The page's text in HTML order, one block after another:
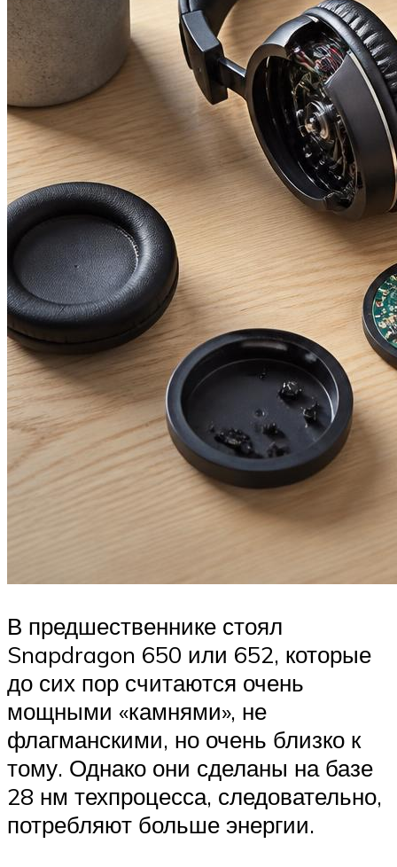
В предшественнике стоял
Snapdragon 650 или 652, которые
до сих пор считаются очень
мощными «камнями», не
флагманскими, но очень близко к
тому. Однако они сделаны на базе
28 нм техпроцесса, следовательно,
потребляют больше энергии.